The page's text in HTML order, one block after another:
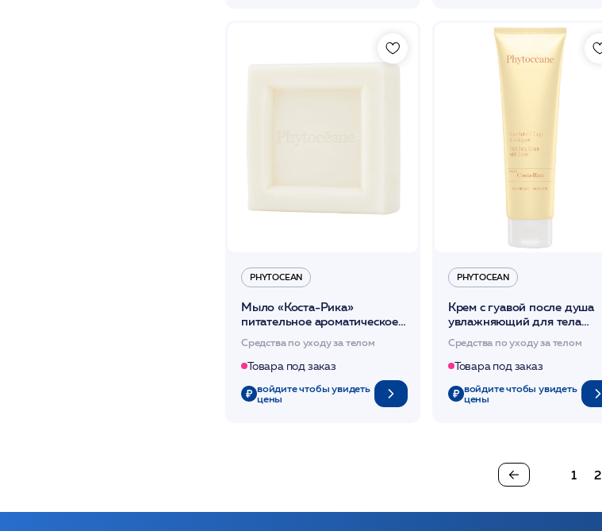
PHYTOCEAN
Мыло «Коста-Рика»
питательное ароматическое
100 гр /PHYTOCEAN*
Средства по уходу за телом
Товара под заказ
войдите чтобы увидеть
цены
PHYTOCEAN
Крем с гуавой после душа
увлажняющий для тела
150мл /PHYTOCEAN*
Средства по уходу за телом
Товара под заказ
войдите чтобы увидеть
цены
1 2